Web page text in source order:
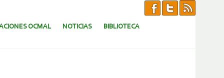
OCMAL NOTICIAS BIBLIOTECA